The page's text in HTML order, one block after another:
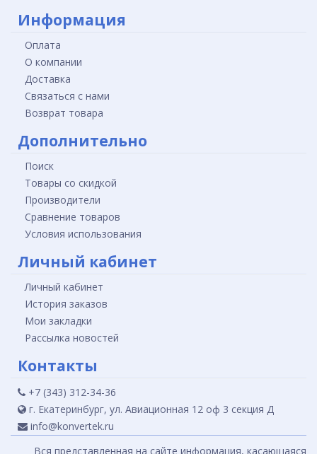
Информация
Оплата
О компании
Доставка
Связаться с нами
Возврат товара
Дополнительно
Поиск
Товары со скидкой
Производители
Сравнение товаров
Условия использования
Личный кабинет
Личный кабинет
История заказов
Мои закладки
Рассылка новостей
Контакты
+7 (343) 312-34-36
г. Екатеринбург, ул. Авиационная 12 оф 3 секция Д
info@konvertek.ru
Вся представленная на сайте информация, касающаяся